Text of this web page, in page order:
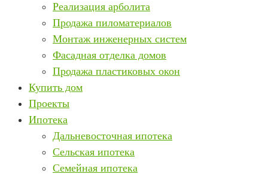
Реализация арболита
Продажа пиломатериалов
Монтаж инженерных систем
Фасадная отделка домов
Продажа пластиковых окон
Купить дом
Проекты
Ипотека
Дальневосточная ипотека
Сельская ипотека
Семейная ипотека